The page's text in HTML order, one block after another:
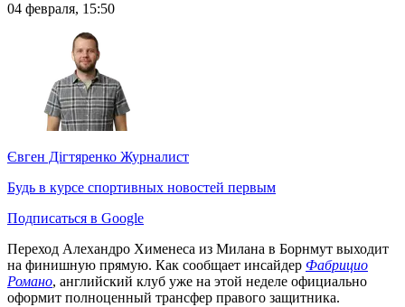
04 февраля, 15:50
Євген Дігтяренко Журналист
Будь в курсе спортивных новостей первым
Подписаться в Google
Переход Алехандро Хименеса из Милана в Борнмут выходит
на финишную прямую. Как сообщает инсайдер Фабрицио
Романо, английский клуб уже на этой неделе официально
оформит полноценный трансфер правого защитника.